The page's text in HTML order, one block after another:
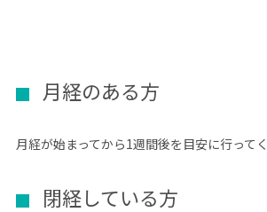
月経のある方
月経が始まってから1週間後を目安に行ってく
閉経している方